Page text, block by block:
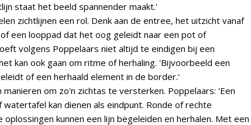
staat het beeld spannender maakt.'
zichtlijnen een rol. Denk aan de entree, het uitzicht vanaf
een looppad dat het oog geleidt naar een pot of
volgens Poppelaars niet altijd te eindigen bij een
kan ook gaan om ritme of herhaling. 'Bijvoorbeeld een
of een herhaald element in de border.'
om zo'n zichtas te versterken. Poppelaars: 'Een
kan dienen als eindpunt. Ronde of rechte
kunnen een lijn begeleiden en herhalen. Met een